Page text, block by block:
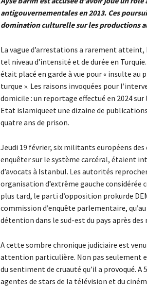
antigouvernementales en 2013. Ces
domination culturelle sur les productions
La vague d’arrestations a rarement atteint,
tel niveau d’intensité et de durée en
était placé en garde à vue pour « insulte au
turque ». Les raisons invoquées pour
domicile : un reportage effectué en 2024
Etat islamiqueet une dizaine de publications
quatre ans de prison.
Jeudi 19 février, six militants européens
enquêter sur le système carcéral, étaient
d’avocats à Istanbul. Les autorités
organisation d’extrême gauche considérée
plus tard, le parti d’opposition prokurde
commission d’enquête parlementaire,
détention dans le sud-est du pays après
A cette sombre chronique judiciaire est
attention particulière. Non pas seulement
du sentiment de cruauté qu’il a provoqué. A
agentes de stars de la télévision et du